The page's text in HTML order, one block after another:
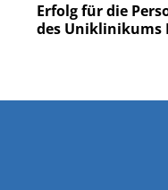
Erfolg für die
des Uniklinikums